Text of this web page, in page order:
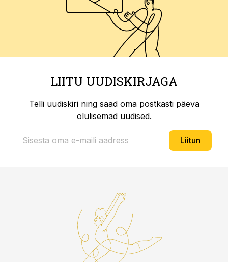
LIITU UUDISKIRJAGA
Telli uudiskiri ning saad oma postkasti päeva
olulisemad uudised.
Liitun